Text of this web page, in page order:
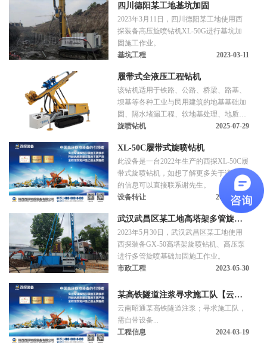
钻孔沉管和旋喷注浆过程中，钻机发生倾
斜或者移位，常导致钻孔倾斜现象。钻杆
垂直度不够，即钻杆倾斜度超过1.5%，也
会导致钻孔倾斜。1.钻孔沉管困难、偏斜
的主要原因：遭遇地下障碍物或埋设物，
四川德阳某工地基坑加固
2023年3月11日，四川德阳某工地使用西
探装备高压旋喷钻机XL-50G进行基坑加
固施工作业。
基坑工程
2023-03-11
履带式全液压工程钻机
该钻机适用于铁路、公路、桥梁、路基、
坝基等各种工业与民用建筑的地基基础加
固、隔水堵漏工程、软地基处理、地质灾
害治理及控制建筑物位移的锚固。配套使
在岩石层采用常规球齿钻头进行冲击回转
钻进，高速成孔；在卵石层等不稳定地层
采用跟管钻进钻具可以进行跟套管钻进成
孔。
旋喷钻机 2025-07-29
XL-50C履带式旋喷钻机
此设备是一台2022年生产的西探XL-50C履
带式旋喷钻机，如想了解更多关于该设备
的信息可以直接联系谢先生。
设备转让
2023-10-16
武汉武昌区某工地高塔架多管旋喷
施工
2023年5月30日，武汉武昌区某工地使用
西探装备GX-50高塔架旋喷钻机、高压泵
进行多管旋喷基础加固施工作业。
市政工程
2023-05-30
某高铁隧道注浆寻求施工队【云南·
昭通】
云南昭通某高铁隧道注浆；寻求施工队，
需自带设备...
工程信息
2024-03-19